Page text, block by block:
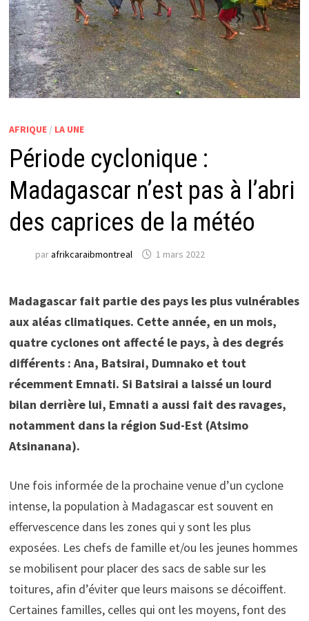
AFRIQUE/ LA UNE
Période cyclonique :
Madagascar n’est pas à l’abri
des caprices de la météo
parafrikcaraibmontreal 1 mars 2022
Madagascar fait partie des pays les plus vulnérables
aux aléas climatiques. Cette année, en un mois,
quatre cyclones ont affecté le pays, à des degrés
différents : Ana, Batsirai, Dumnako et tout
récemment Emnati. Si Batsirai a laissé un lourd
bilan derrière lui, Emnati a aussi fait des ravages,
notamment dans la région Sud-Est (Atsimo
Atsinanana).
Une fois informée de la prochaine venue d’un cyclone
intense, la population à Madagascar est souvent en
effervescence dans les zones qui y sont les plus
exposées. Les chefs de famille et/ou les jeunes hommes
se mobilisent pour placer des sacs de sable sur les
toitures, afin d’éviter que leurs maisons se décoiffent.
Certaines familles, celles qui ont les moyens, font des